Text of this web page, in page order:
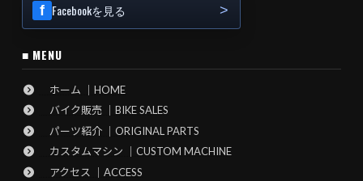
Facebookを見る
■ MENU
ホーム ｜HOME
バイク販売 ｜BIKE SALES
パーツ紹介 ｜ORIGINAL PARTS
カスタムマシン ｜CUSTOM MACHINE
アクセス ｜ACCESS